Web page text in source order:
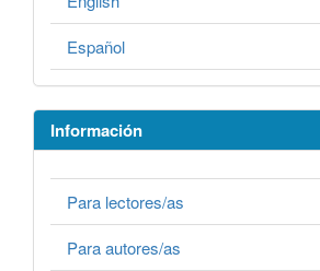
Español
Información
Para lectores/as
Para autores/as